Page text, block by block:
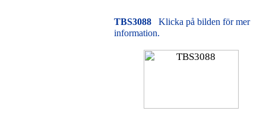
TBS3088
Klicka på bilden för mer
information.